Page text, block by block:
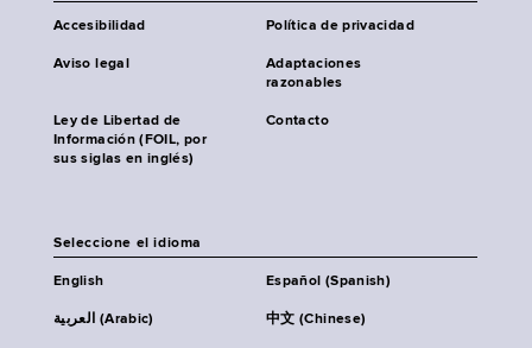
Accesibilidad Política de privacidad
Aviso legal
Adaptaciones
razonables
Ley de Libertad de
Información (FOIL, por
sus siglas en inglés)
Contacto
Seleccione el idioma
English Español (Spanish)
العربية (Arabic) 中文 (Chinese)